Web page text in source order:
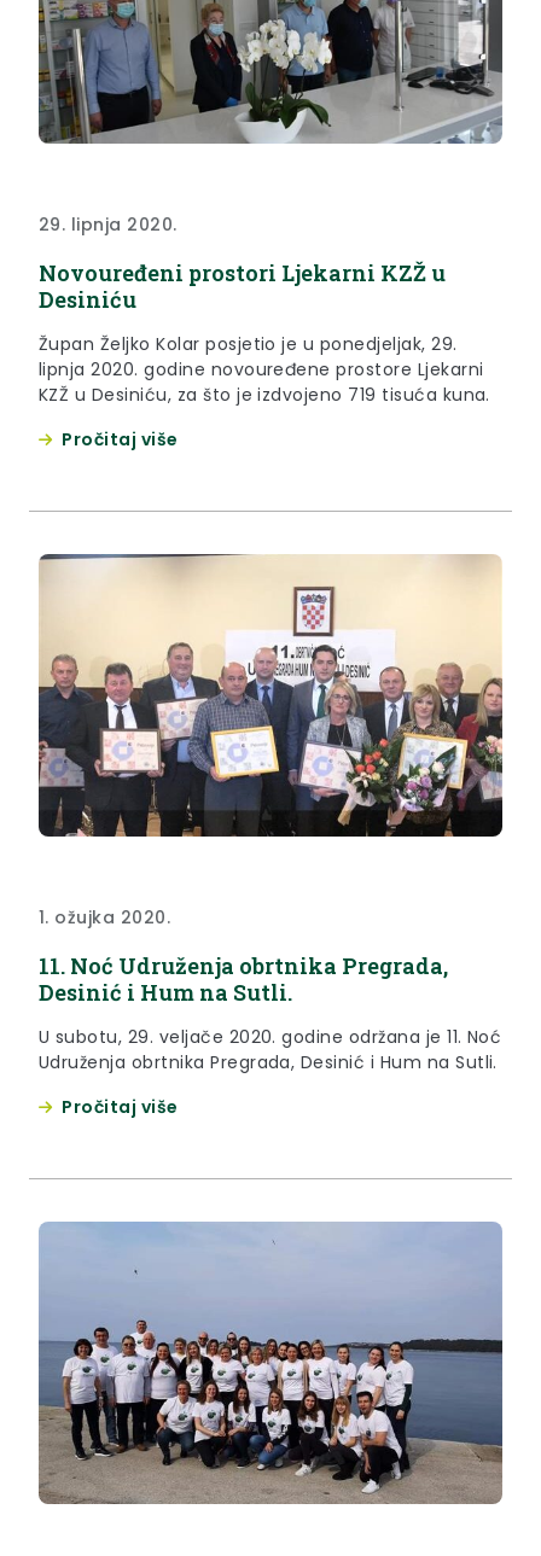
29. lipnja 2020.
Novouređeni prostori Ljekarni KZŽ u
Desiniću
Župan Željko Kolar posjetio je u ponedjeljak, 29.
lipnja 2020. godine novouređene prostore Ljekarni
KZŽ u Desiniću, za što je izdvojeno 719 tisuća kuna.
Pročitaj više
1. ožujka 2020.
11. Noć Udruženja obrtnika Pregrada,
Desinić i Hum na Sutli.
U subotu, 29. veljače 2020. godine održana je 11. Noć
Udruženja obrtnika Pregrada, Desinić i Hum na Sutli.
Pročitaj više